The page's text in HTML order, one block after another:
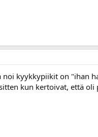
kyykkypiikit on "ihan
kun kertoivat, että